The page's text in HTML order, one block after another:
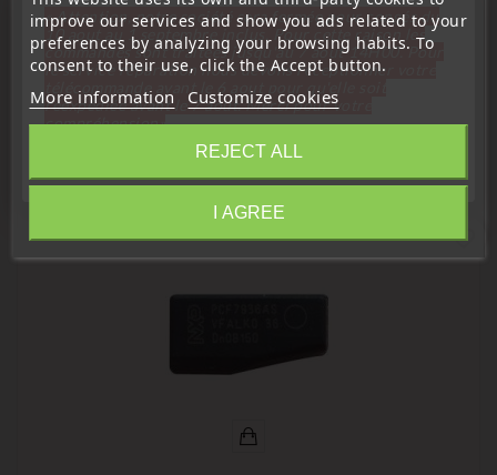
Customers Who Bought This Product
favorite_border
improve our services and show you ads related to your
preferences by analyzing your browsing habits. To
consent to their use, click the Accept button.
More information Customize cookies
REJECT ALL
I AGREE
« Attention, notre société sera fermée pour congés du
10 aout au 1 septembre inclus. Pour cette raison les
commandes sont traitées jusqu'au 7 aout 14H00. Pour
le service réparation nous devons réceptionner votre
télécommande avant le 6 aout pour qu'elle soit
réexpédiée avant le 7 aout. Merci pour votre
compréhension»
Close
Information